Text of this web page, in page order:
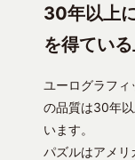
30年以上
を得てい
ユーログラフ
の品質は30年
います。
パズルはアメリ